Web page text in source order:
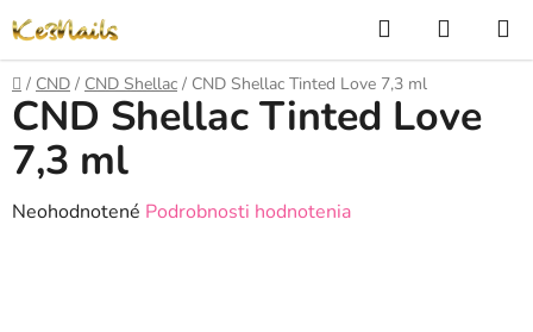
na
obsah
Hľadať
KOŠÍK
Domov
/ CND / CND Shellac / CND Shellac Tinted Love 7,3 ml
CND Shellac Tinted Love
7,3 ml
Priemerné
Neohodnotené Podrobnosti hodnotenia